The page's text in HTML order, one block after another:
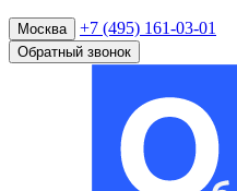
Москва +7 (495) 161-03-01
Обратный звонок